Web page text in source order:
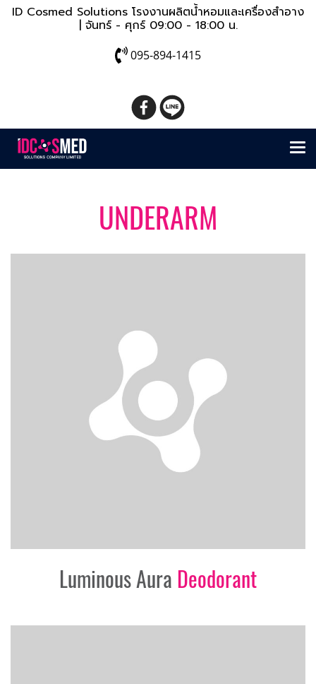
ID Cosmed Solutions โรงงานผลิตน้ำหอมและเครื่องสำอาง
| จันทร์ - ศุกร์ 09:00 - 18:00 น.
095-894-1415
UNDERARM
Luminous Aura Deodorant